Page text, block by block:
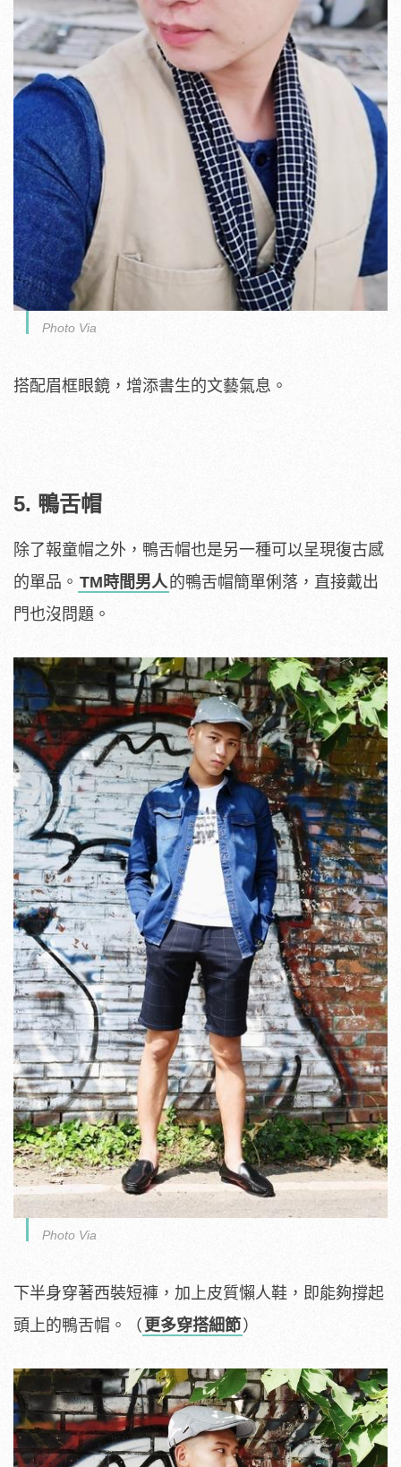
Photo Via
搭配眉框眼鏡，增添書生的文藝氣息。
5. 鴨舌帽
除了報童帽之外，鴨舌帽也是另一種可以呈現復古感
的單品。 TM時間男人的鴨舌帽簡單俐落，直接戴出
門也沒問題。
Photo Via
下半身穿著西裝短褲，加上皮質懶人鞋，即能夠撐起
頭上的鴨舌帽。（ 更多穿搭細節 ）